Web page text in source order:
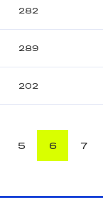
282
289
202
5 6 7